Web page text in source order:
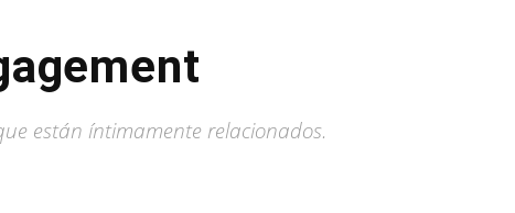
están íntimamente relacionados.